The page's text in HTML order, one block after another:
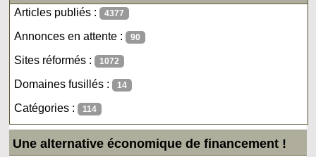
Articles publiés : 4377
Annonces en attente : 90
Sites réformés : 1072
Domaines fusillés : 14
Catégories : 114
Une alternative économique de financement !